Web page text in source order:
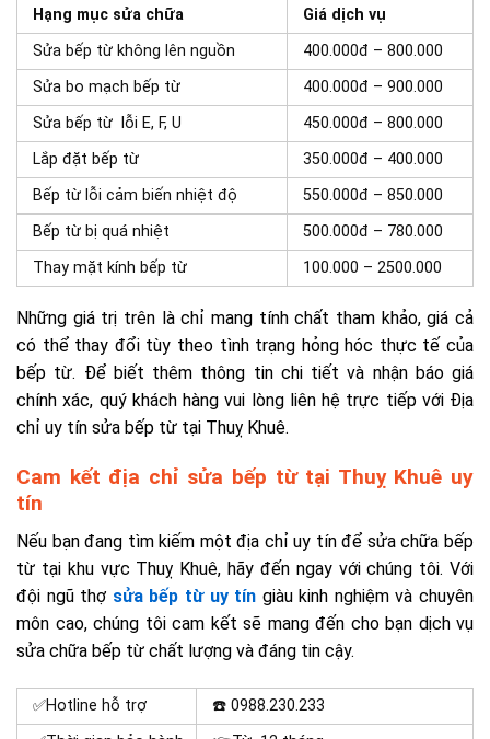
Hạng mục sửa chữa
Giá dịch vụ
Sửa bếp từ không lên nguồn
400.000đ – 800.000
Sửa bo mạch bếp từ
400.000đ – 900.000
Sửa bếp từ lỗi E, F, U
450.000đ – 800.000
Lắp đặt bếp từ
350.000đ – 400.000
Bếp từ lỗi cảm biến nhiệt độ
550.000đ – 850.000
Bếp từ bị quá nhiệt
500.000đ – 780.000
Thay mặt kính bếp từ
100.000 – 2500.000
Những giá trị trên là chỉ mang tính chất tham khảo, giá cả
có thể thay đổi tùy theo tình trạng hỏng hóc thực tế của
bếp từ. Để biết thêm thông tin chi tiết và nhận báo giá
chính xác, quý khách hàng vui lòng liên hệ trực tiếp với Địa
chỉ uy tín sửa bếp từ tại Thuỵ Khuê.
Cam kết địa chỉ sửa bếp từ tại Thuỵ Khuê uy
tín
Nếu bạn đang tìm kiếm một địa chỉ uy tín để sửa chữa bếp
từ tại khu vực Thuỵ Khuê, hãy đến ngay với chúng tôi. Với
đội ngũ thợ sửa bếp từ uy tín giàu kinh nghiệm và chuyên
môn cao, chúng tôi cam kết sẽ mang đến cho bạn dịch vụ
sửa chữa bếp từ chất lượng và đáng tin cậy.
✅Hotline hỗ trợ
☎️ 0988.230.233